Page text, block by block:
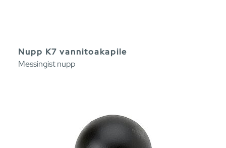
Nupp K7 vannitoakapile
Messingist nupp